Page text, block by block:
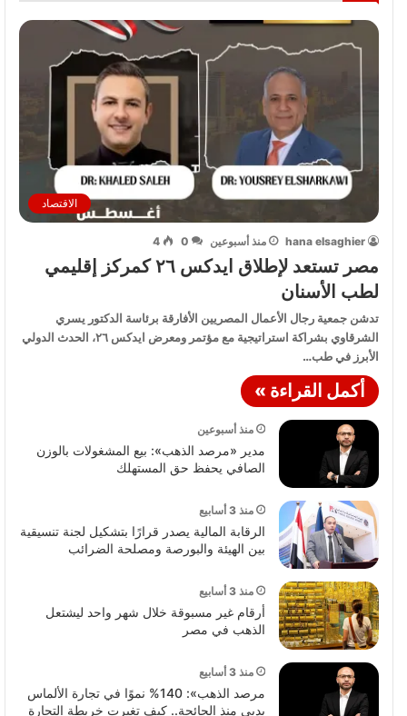
حصاد الصوت الإخباري ليوم 26 يونيو 2020
البث المباشر لموجز اخبار الصوت المصورة تقديم غادة محمد
04:20
البث المباشر لموجز انباء الوادي في اسبوع تقديم ايناس ادهم
03:03
03:57
20
تقديم محمد صبحي
03:58
21
04:23
البث المباشر لموجز اخبار الصوت من القاهرة تقديم هند
عمران
04:44
23
البث المباشر لموجز اخبار الصوت ليوم السابع والعشرين من
شهر اغسطس تقديم ايناس ادهم
04:20
24
Yasin - Mishary Alafasy
19:16
25
البث المباشر لموجز اخبار الصوت ليوم السادس والعشرين
من شهر اغسطس تقديم محمد صبحي
03:22
سورة يس الشيخ مشاري راشد العفاسي Surat Ya Sin
الاقتصاد
hana elsaghier منذ أسبوعين 0
4
مصر تستعد لإطلاق ايدكس ٢٦ كمركز إقليمي
لطب الأسنان
تدشن جمعية رجال الأعمال المصريين الأفارقة برئاسة الدكتور يسري
الشرقاوي بشراكة استراتيجية مع مؤتمر ومعرض ايدكس ٢٦، الحدث الدولي
الأبرز في طب…
أكمل القراءة »
منذ أسبوعين
مدير «مرصد الذهب»: بيع المشغولات بالوزن
الصافي يحفظ حق المستهلك
منذ 3 أسابيع
الرقابة المالية يصدر قرارًا بتشكيل لجنة تنسيقية
بين الهيئة والبورصة ومصلحة الضرائب
منذ 3 أسابيع
أرقام غير مسبوقة خلال شهر واحد ليشتعل
الذهب في مصر
منذ 3 أسابيع
مرصد الذهب»: 140% نموًا في تجارة الألماس
بدبي منذ الجائحة.. كيف تغيرت خريطة التجارة